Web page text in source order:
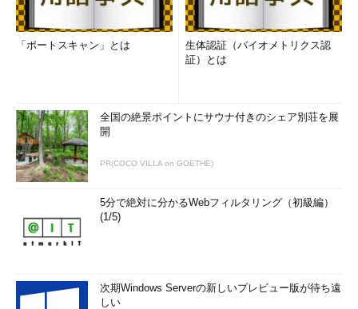
「ポートスキャン」とは
生体認証（バイオメトリクス認
証）とは
全国の絶景ポイントにサウナ付きのシェア別荘を展
開
PR(COCO VILLA on GOETHE)
5分で絶対に分かるWebフィルタリング（初級編）
(1/5)
次期Windows Serverの新しいプレビュー版が待ち遠
しい